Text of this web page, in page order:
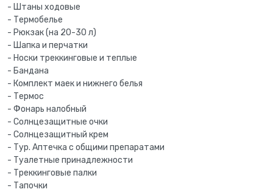
- Штаны ходовые
- Термобелье
- Рюкзак (на 20-30 л)
- Шапка и перчатки
- Носки треккинговые и теплые
- Бандана
- Комплект маек и нижнего белья
- Термос
- Фонарь налобный
- Солнцезащитные очки
- Солнцезащитный крем
- Тур. Аптечка с общими препаратами
- Туалетные принадлежности
- Треккинговые палки
- Тапочки